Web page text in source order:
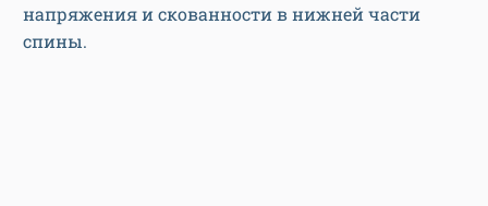
напряжения и скованности в нижней части
спины.